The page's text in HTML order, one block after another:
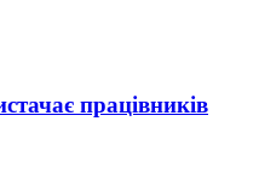
працівників